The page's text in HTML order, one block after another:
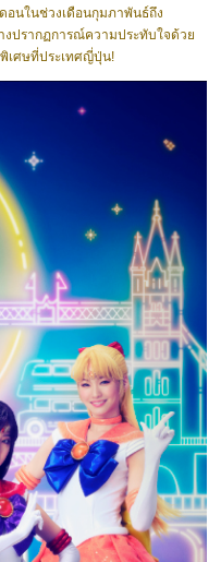
อนในช่วงเดือนกุมภาพันธ์ถึง
งปรากฏการณ์ความประทับใจด้วย
เศษที่ประเทศญี่ปุ่น!